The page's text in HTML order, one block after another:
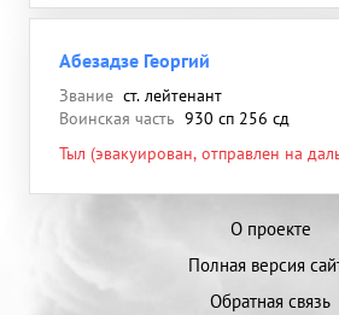
Абезадзе Георгий
Звание ст. лейтенант
Воинская часть 930 сп 256 сд
Тыл (эвакуирован, отправлен на
О проекте
Полная версия
Обратная связь